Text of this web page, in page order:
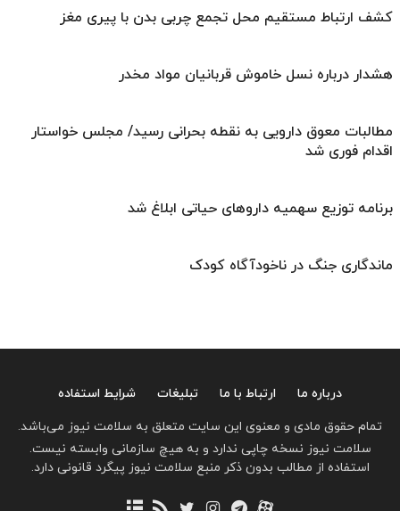
کشف ارتباط مستقیم محل تجمع چربی بدن با پیری مغز
هشدار درباره نسل خاموش قربانیان مواد مخدر
مطالبات معوق دارویی به نقطه بحرانی رسید/ مجلس خواستار
اقدام فوری شد
برنامه توزیع سهمیه داروهای حیاتی ابلاغ شد
ماندگاری جنگ در ناخودآگاه کودک
درباره ما ارتباط با ما تبلیغات
شرایط استفاده
تمام حقوق مادی و معنوی این سایت متعلق به سلامت نیوز می‌باشد.
سلامت نیوز نسخه چاپی ندارد و به هیچ سازمانی وابسته نیست.
استفاده از مطالب بدون ذکر منبع سلامت نیوز پیگرد قانونی دارد.